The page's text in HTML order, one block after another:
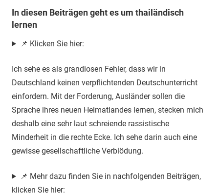
In diesen Beiträgen geht es um thailändisch
lernen
📌 Klicken Sie hier:
Ich sehe es als grandiosen Fehler, dass wir in
Deutschland keinen verpflichtenden Deutschunterricht
einfordern. Mit der Forderung, Ausländer sollen die
Sprache ihres neuen Heimatlandes lernen, stecken mich
deshalb eine sehr laut schreiende rassistische
Minderheit in die rechte Ecke. Ich sehe darin auch eine
gewisse gesellschaftliche Verblödung.
📌 Mehr dazu finden Sie in nachfolgenden Beiträgen,
klicken Sie hier: